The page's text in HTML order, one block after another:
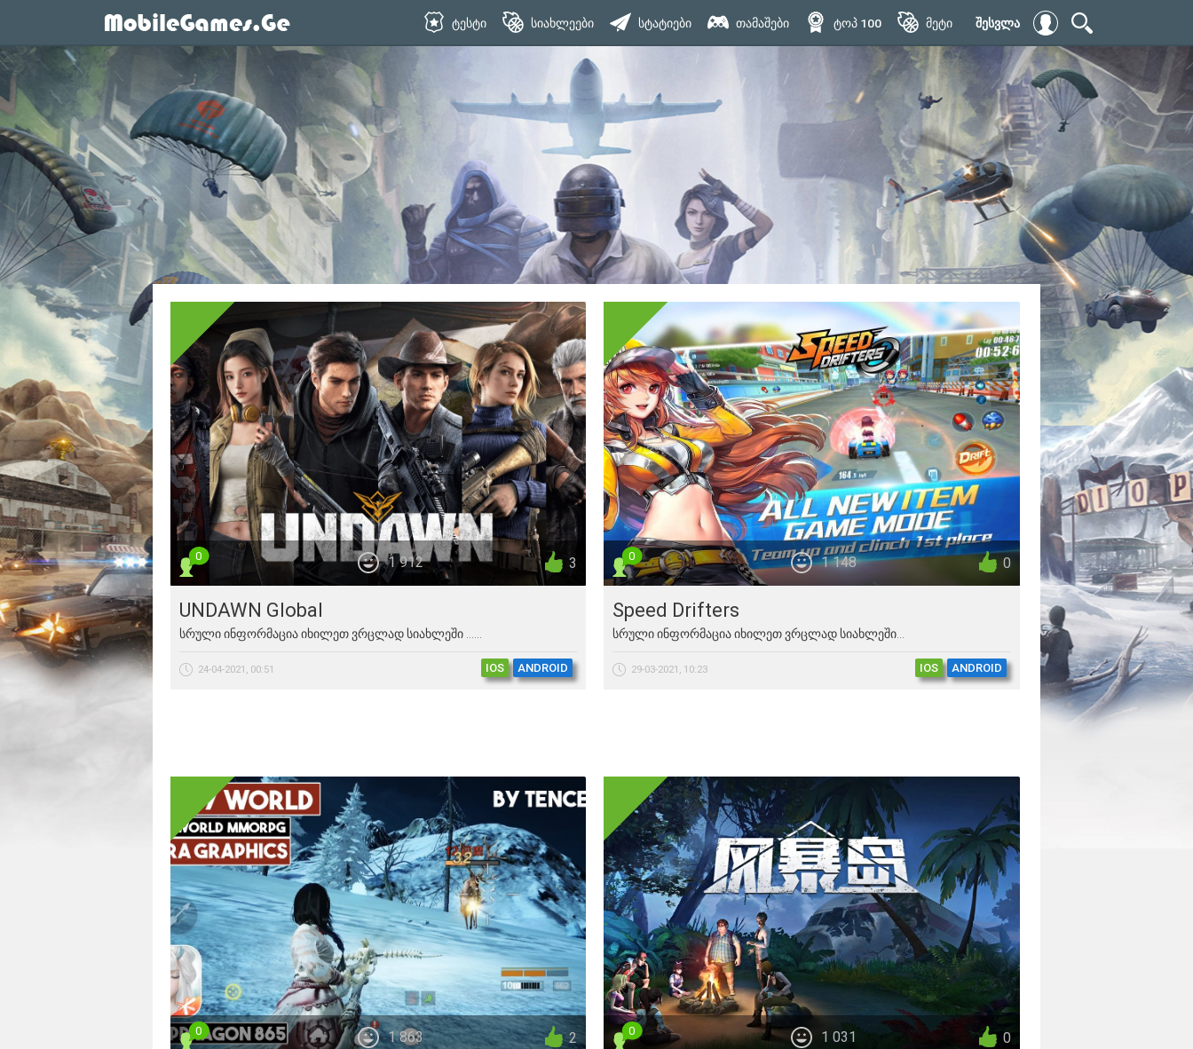
შესვლა
ტესტი სიახლეები სტატიები თამაშები ტოპ 100 მეტი
3
1 912
0
UNDAWN Global
სრული ინფორმაცია იხილეთ ვრცლად სიახლეში ......
24-04-2021, 00:51 IOS ANDROID
0
1 148
0
Speed Drifters
სრული ინფორმაცია იხილეთ ვრცლად სიახლეში...
29-03-2021, 10:23 IOS ANDROID
2
1 863
0 0
1 031
0